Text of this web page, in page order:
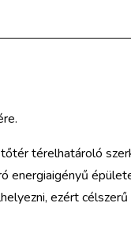
térelhatároló
ezért